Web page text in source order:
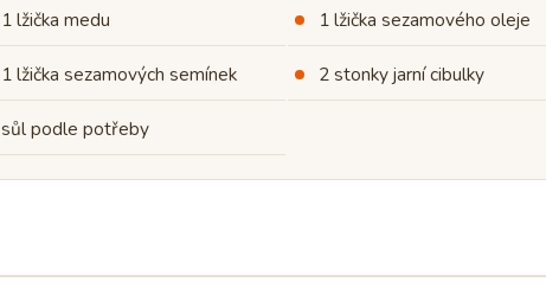
1 lžička medu 1 lžička sezamového oleje
1 lžička sezamových semínek 2 stonky jarní cibulky
sůl podle potřeby